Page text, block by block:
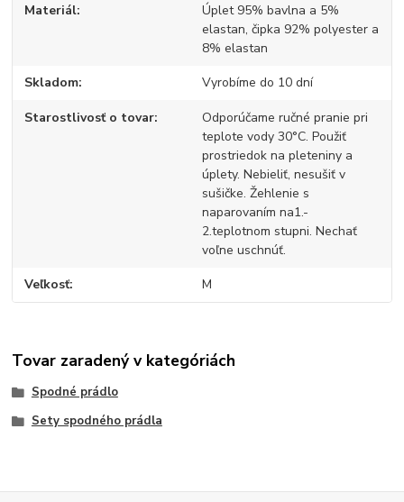
Materiál
Úplet 95% bavlna a 5%
elastan, čipka 92% polyester a
8% elastan
Skladom Vyrobíme do 10 dní
Starostlivosť o tovar
Odporúčame ručné pranie pri
teplote vody 30°C. Použiť
prostriedok na pleteniny a
úplety. Nebieliť, nesušiť v
sušičke. Žehlenie s
naparovaním na1.-
2.teplotnom stupni. Nechať
voľne uschnúť.
Veľkosť M
Tovar zaradený v kategóriách
Spodné prádlo
Sety spodného prádla